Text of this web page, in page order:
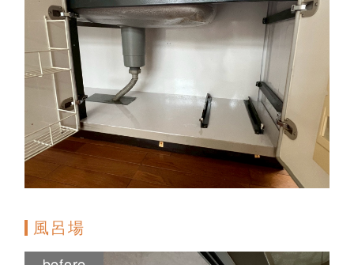
風呂場